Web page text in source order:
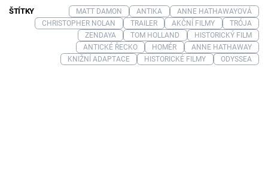
ŠTÍTKY MATT DAMON ANTIKA
ANNE HATHAWAYOVÁ
CHRISTOPHER NOLAN
TRAILER AKČNÍ FILMY
TRÓJA
ZENDAYA
TOM HOLLAND
HISTORICKÝ FILM
ANTICKÉ ŘECKO
HOMÉR
ANNE HATHAWAY
KNIŽNÍ ADAPTACE
HISTORICKÉ FILMY ODYSSEA